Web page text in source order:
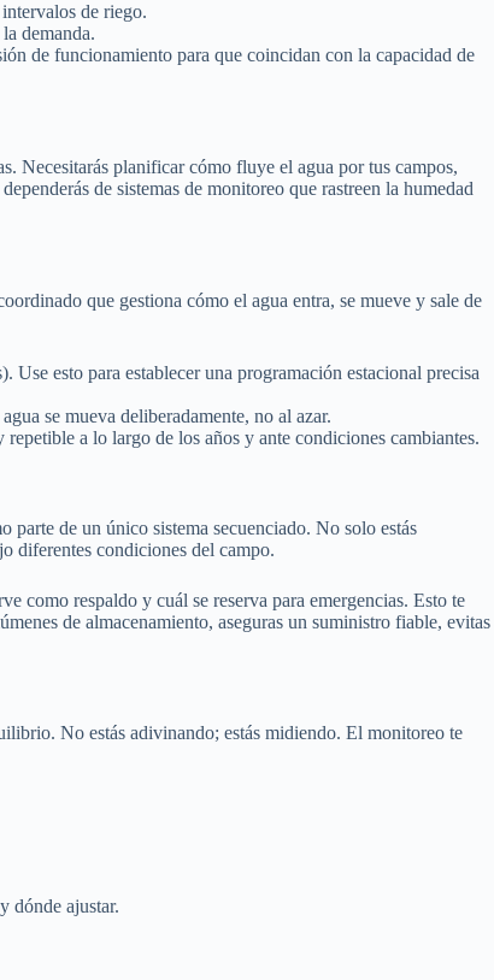
de riego.
demanda.
de funcionamiento para que coincidan con la capacidad de
Necesitarás planificar cómo fluye el agua por tus campos,
de sistemas de monitoreo que rastreen la humedad
que gestiona cómo el agua entra, se mueve y sale de
esto para establecer una programación estacional precisa
se mueva deliberadamente, no al azar.
a lo largo de los años y ante condiciones cambiantes.
parte de un único sistema secuenciado. No solo estás
diferentes condiciones del campo.
como respaldo y cuál se reserva para emergencias. Esto te
de almacenamiento, aseguras un suministro fiable, evitas
No estás adivinando; estás midiendo. El monitoreo te
dónde ajustar.